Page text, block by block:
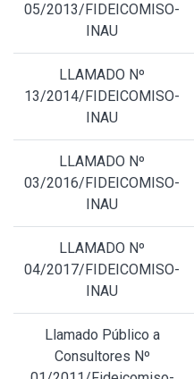
05/2013/FIDEICOMISO-
INAU
LLAMADO Nº
13/2014/FIDEICOMISO-
INAU
LLAMADO Nº
03/2016/FIDEICOMISO-
INAU
LLAMADO Nº
04/2017/FIDEICOMISO-
INAU
Llamado Público a
Consultores Nº